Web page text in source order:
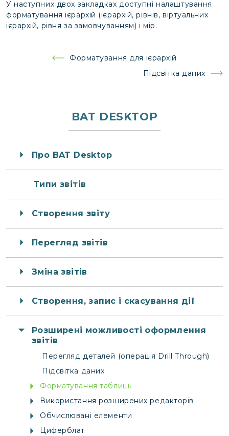
У наступних двох закладках доступні налаштування
форматування ієрархій (ієрархій, рівнів, віртуальних
ієрархій, рівня за замовчуванням) і мір.
Навігація
Форматування для ієрархій
Підсвітка даних
BAT DESKTOP
Про BAT Desktop
Типи звітів
Створення звіту
Перегляд звітів
Зміна звітів
Створення, запис і скасування дії
Розширені можливості оформлення
звітів
Перегляд деталей (операція Drill Through)
Підсвітка даних
Форматування таблиць
Використання розширених редакторів
Обчислювані елементи
Циферблат